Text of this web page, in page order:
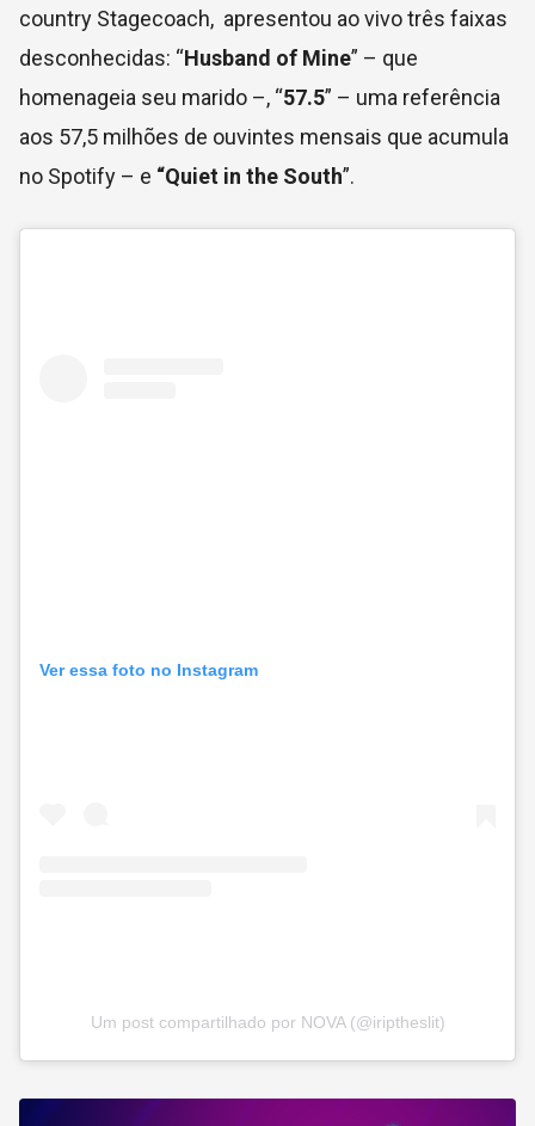
country Stagecoach, apresentou ao vivo três faixas
desconhecidas: “Husband of Mine” – que
homenageia seu marido –, “57.5” – uma referência
aos 57,5 milhões de ouvintes mensais que acumula
no Spotify – e “Quiet in the South”.
Ver essa foto no Instagram
Um post compartilhado por NOVA (@iriptheslit)